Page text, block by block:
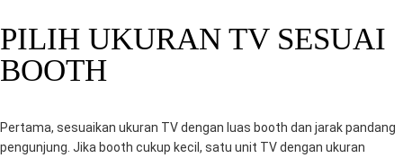
PILIH UKURAN TV SESUAI
BOOTH
Pertama, sesuaikan ukuran TV dengan luas booth dan jarak pandang
pengunjung. Jika booth cukup kecil, satu unit TV dengan ukuran